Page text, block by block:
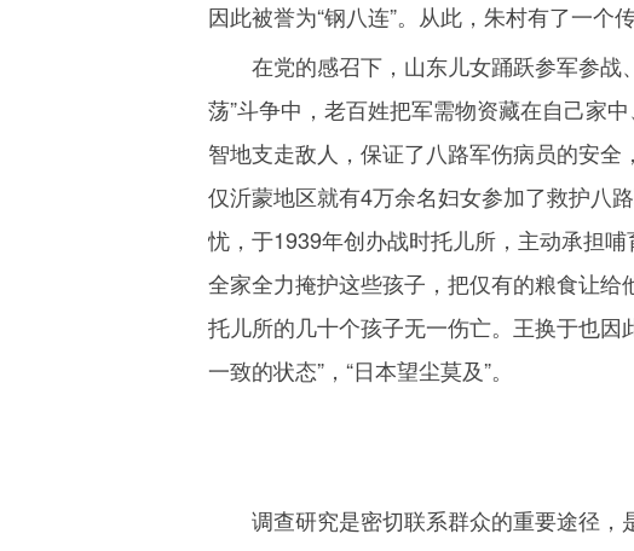
因此被誉为“钢八连”。从此，朱村有了一个
在党的感召下，山东儿女踊跃参军参
荡”斗争中，老百姓把军需物资藏在自己家
智地支走敌人，保证了八路军伤病员的安
仅沂蒙地区就有4万余名妇女参加了救护八
忧，于1939年创办战时托儿所，主动承担
全家全力掩护这些孩子，把仅有的粮食让
托儿所的几十个孩子无一伤亡。王换于也因
一致的状态”，“日本望尘莫及”。
调查研究是密切联系群众的重要途径，